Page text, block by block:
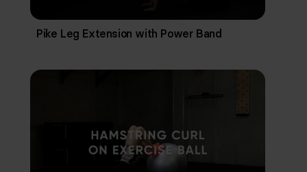
Pike Leg Extension with Power Band